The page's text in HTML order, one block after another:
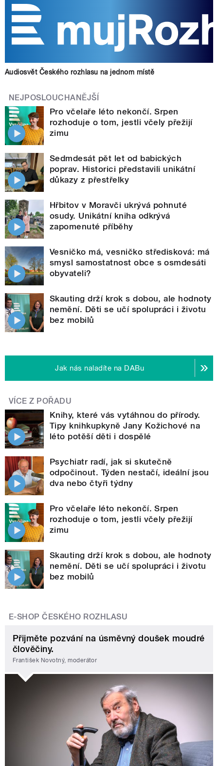
Audiosvět Českého rozhlasu na jednom místě
NEJPOSLOUCHANĚJŠÍ
Pro včelaře léto nekončí. Srpen
rozhoduje o tom, jestli včely přežijí
zimu
Sedmdesát pět let od babických
poprav. Historici představili unikátní
důkazy z přestřelky
Hřbitov v Moravči ukrývá pohnuté
osudy. Unikátní kniha odkrývá
zapomenuté příběhy
Vesničko má, vesničko středisková: má
smysl samostatnost obce s osmdesáti
obyvateli?
Skauting drží krok s dobou, ale hodnoty
nemění. Děti se učí spolupráci i životu
bez mobilů
Jak nás naladíte na DABu
VÍCE Z POŘADU
Knihy, které vás vytáhnou do přírody.
Tipy knihkupkyně Jany Kožichové na
léto potěší děti i dospělé
Psychiatr radí, jak si skutečně
odpočinout. Týden nestačí, ideální jsou
dva nebo čtyři týdny
Pro včelaře léto nekončí. Srpen
rozhoduje o tom, jestli včely přežijí
zimu
Skauting drží krok s dobou, ale hodnoty
nemění. Děti se učí spolupráci i životu
bez mobilů
E-SHOP ČESKÉHO ROZHLASU
Přijměte pozvání na úsměvný doušek moudré
člověčiny.
František Novotný, moderátor